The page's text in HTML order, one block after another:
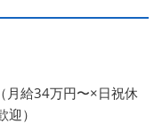
月給34万円〜×日祝休
）